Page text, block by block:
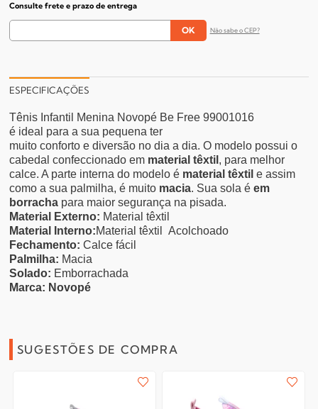
Consulte frete e prazo de entrega
Não sabe o CEP?
ESPECIFICAÇÕES
Tênis Infantil Menina Novopé Be Free 99001016
é ideal para a sua pequena ter
muito conforto e diversão no dia a dia. O modelo possui o
cabedal confeccionado em material têxtil , para melhor
calce. A parte interna do modelo é material têxtil e assim
como a sua palmilha, é muito macia. Sua sola éem
borracha para maior segurança na pisada.
Material Externo: Material têxtil
Material Interno:Material têxtil Acolchoado
Fechamento: Calce fácil
Palmilha: Macia
Solado: Emborrachada
Marca: Novopé
SUGESTÕES DE COMPRA